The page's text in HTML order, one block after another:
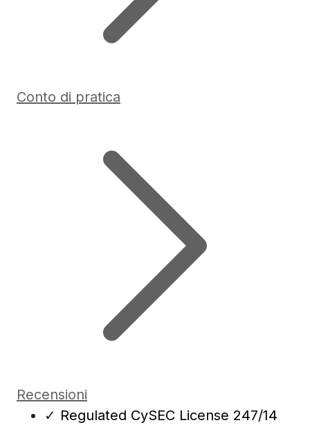
Conto di pratica
Recensioni
✓ Regulated CySEC License 247/14